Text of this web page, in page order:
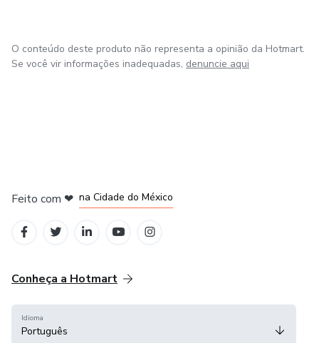
O conteúdo deste produto não representa a opinião da Hotmart.
Se você vir informações inadequadas, denuncie aqui
Feito com ❤ na Cidade do México
Conheça a Hotmart
Idioma
Português